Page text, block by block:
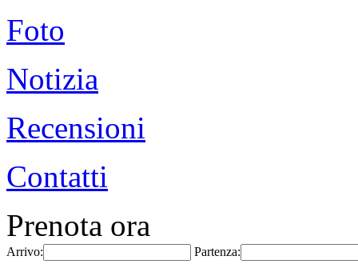
Foto
Notizia
Recensioni
Contatti
Prenota ora
Arrivo: Partenza: